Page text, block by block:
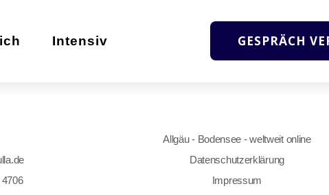
Intensiv GESPRÄCH
Allgäu - Bodensee - weltweit online
Datenschutzerklärung
Impressum